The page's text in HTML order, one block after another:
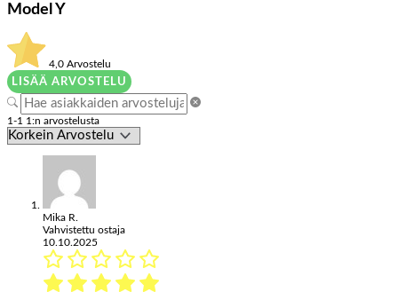
Model Y
4,0 Arvostelu
LISÄÄ ARVOSTELU
1-1 1:n arvostelusta
Mika R.
Vahvistettu ostaja
10.10.2025